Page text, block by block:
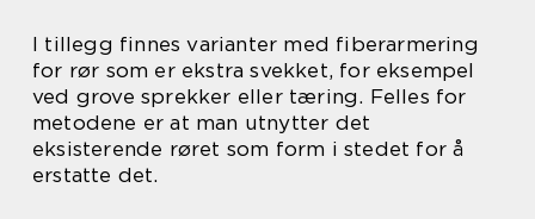
I tillegg finnes varianter med fiberarmering
for rør som er ekstra svekket, for eksempel
ved grove sprekker eller tæring. Felles for
metodene er at man utnytter det
eksisterende røret som form i stedet for å
erstatte det.